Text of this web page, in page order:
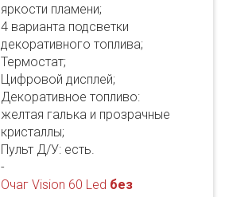
яркости пламени;
4 варианта подсветки
декоративного топлива;
Термостат;
Цифровой дисплей;
Декоративное топливо:
желтая галька и прозрачные
кристаллы;
Пульт Д/У: есть.
-
Очаг Vision 60 Led без